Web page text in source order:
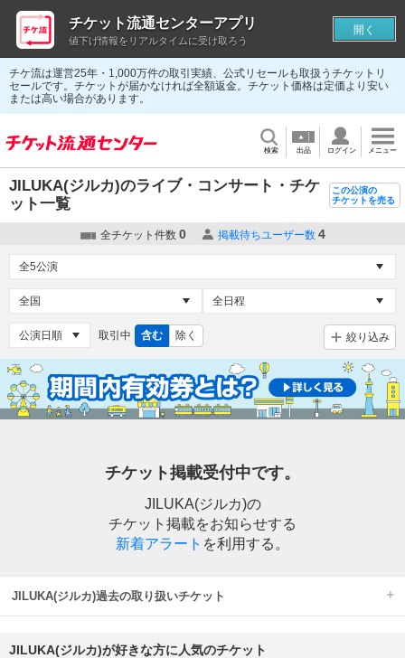
チケ流は運営25年・1,000万件の取引実績、公式リセールも取扱うチケットリ
セールです。チケットが届かなければ全額返金。チケット価格は定価より安い
または高い場合があります。
検索 出品 ログイン メニュー
JILUKA(ジルカ)のライブ・コンサート・チケ
ット一覧
この公演の
チケットを売る
全チケット件数 0 掲載待ちユーザー数 4
取引中 含む 除く 絞り込み
チケット掲載受付中です。
JILUKA(ジルカ)の
チケット掲載をお知らせする
新着アラート を利用する。
JILUKA(ジルカ)過去の取り扱いチケット
JILUKA(ジルカ)が好きな方に人気のチケット
チケット流通センターアプリ
値下げ情報をリアルタイムに受け取ろう
開く